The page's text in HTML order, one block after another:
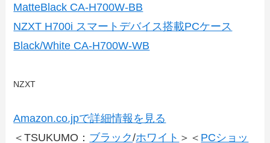
MatteBlack CA-H700W-BB
NZXT H700i スマートデバイス搭載PCケース
Black/White CA-H700W-WB
NZXT
Amazon.co.jpで詳細情報を見る
＜TSUKUMO： ブラック/ホワイト ＞＜ PCショッ